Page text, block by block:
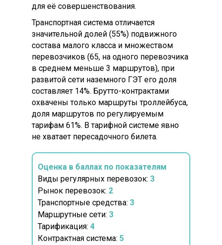
Оценка в баллах по показателям
Виды регулярных перевозок: 3
Рынок перевозок: 2
Транспортные средства: 3
Маршрутные сети: 3
Тарификация: 4
Контрактная система: 5
для её совершенствования.
Транспортная система отличается
значительной долей (55%) подвижного
состава малого класса и множеством
перевозчиков (65, на одного перевозчика
в среднем меньше 3 маршрутов), при
развитой сети наземного ГЭТ его доля
составляет 14%. Брутто-контрактами
охвачены только маршруты троллейбуса,
доля маршрутов по регулируемым
тарифам 61%. В тарифной системе явно
не хватает пересадочного билета.